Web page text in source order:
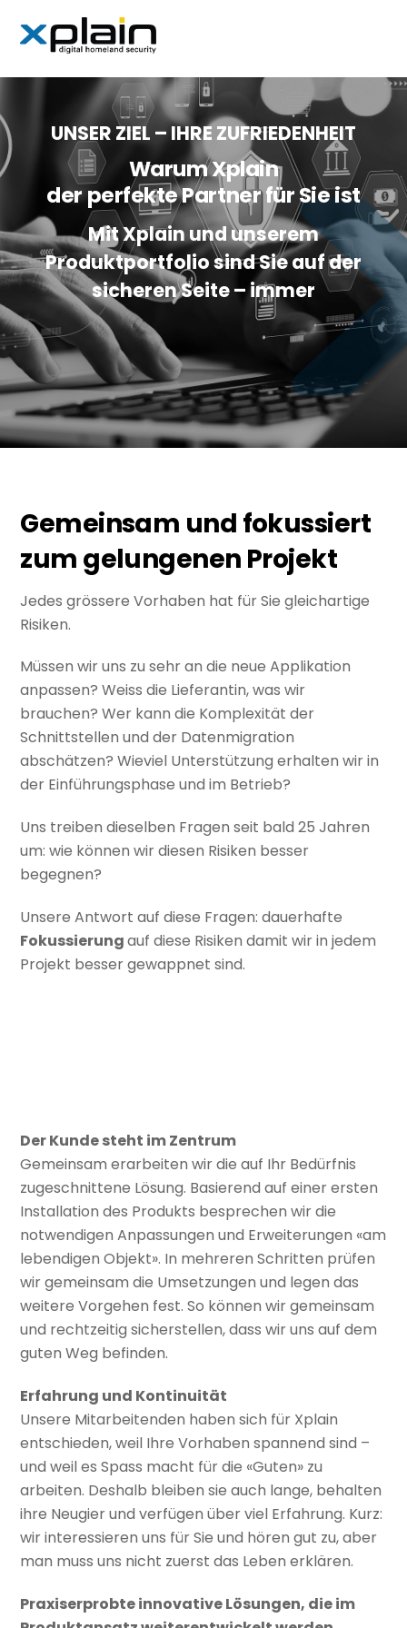
content
UNSER ZIEL – IHRE ZUFRIEDENHEIT
Warum Xplain
der perfekte Partner für Sie ist
Mit Xplain und unserem
Produktportfolio sind Sie auf der
sicheren Seite – immer
Gemeinsam und fokussiert
zum gelungenen Projekt
Jedes grössere Vorhaben hat für Sie gleichartige
Risiken.
Müssen wir uns zu sehr an die neue Applikation
anpassen? Weiss die Lieferantin, was wir
brauchen? Wer kann die Komplexität der
Schnittstellen und der Datenmigration
abschätzen? Wieviel Unterstützung erhalten wir in
der Einführungsphase und im Betrieb?
Uns treiben dieselben Fragen seit bald 25 Jahren
um: wie können wir diesen Risiken besser
begegnen?
Unsere Antwort auf diese Fragen: dauerhafte
Fokussierungauf diese Risiken damit wir in jedem
Projekt besser gewappnet sind.
Der Kunde steht im Zentrum
Gemeinsam erarbeiten wir die auf Ihr Bedürfnis
zugeschnittene Lösung. Basierend auf einer ersten
Installation des Produkts besprechen wir die
notwendigen Anpassungen und Erweiterungen «am
lebendigen Objekt». In mehreren Schritten prüfen
wir gemeinsam die Umsetzungen und legen das
weitere Vorgehen fest. So können wir gemeinsam
und rechtzeitig sicherstellen, dass wir uns auf dem
guten Weg befinden.
Erfahrung und Kontinuität
Unsere Mitarbeitenden haben sich für Xplain
entschieden, weil Ihre Vorhaben spannend sind –
und weil es Spass macht für die «Guten» zu
arbeiten. Deshalb bleiben sie auch lange, behalten
ihre Neugier und verfügen über viel Erfahrung. Kurz:
wir interessieren uns für Sie und hören gut zu, aber
man muss uns nicht zuerst das Leben erklären.
Praxiserprobte innovative Lösungen, die im